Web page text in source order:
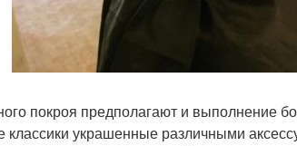
покроя предполагают и выполнение
классики украшенные различными